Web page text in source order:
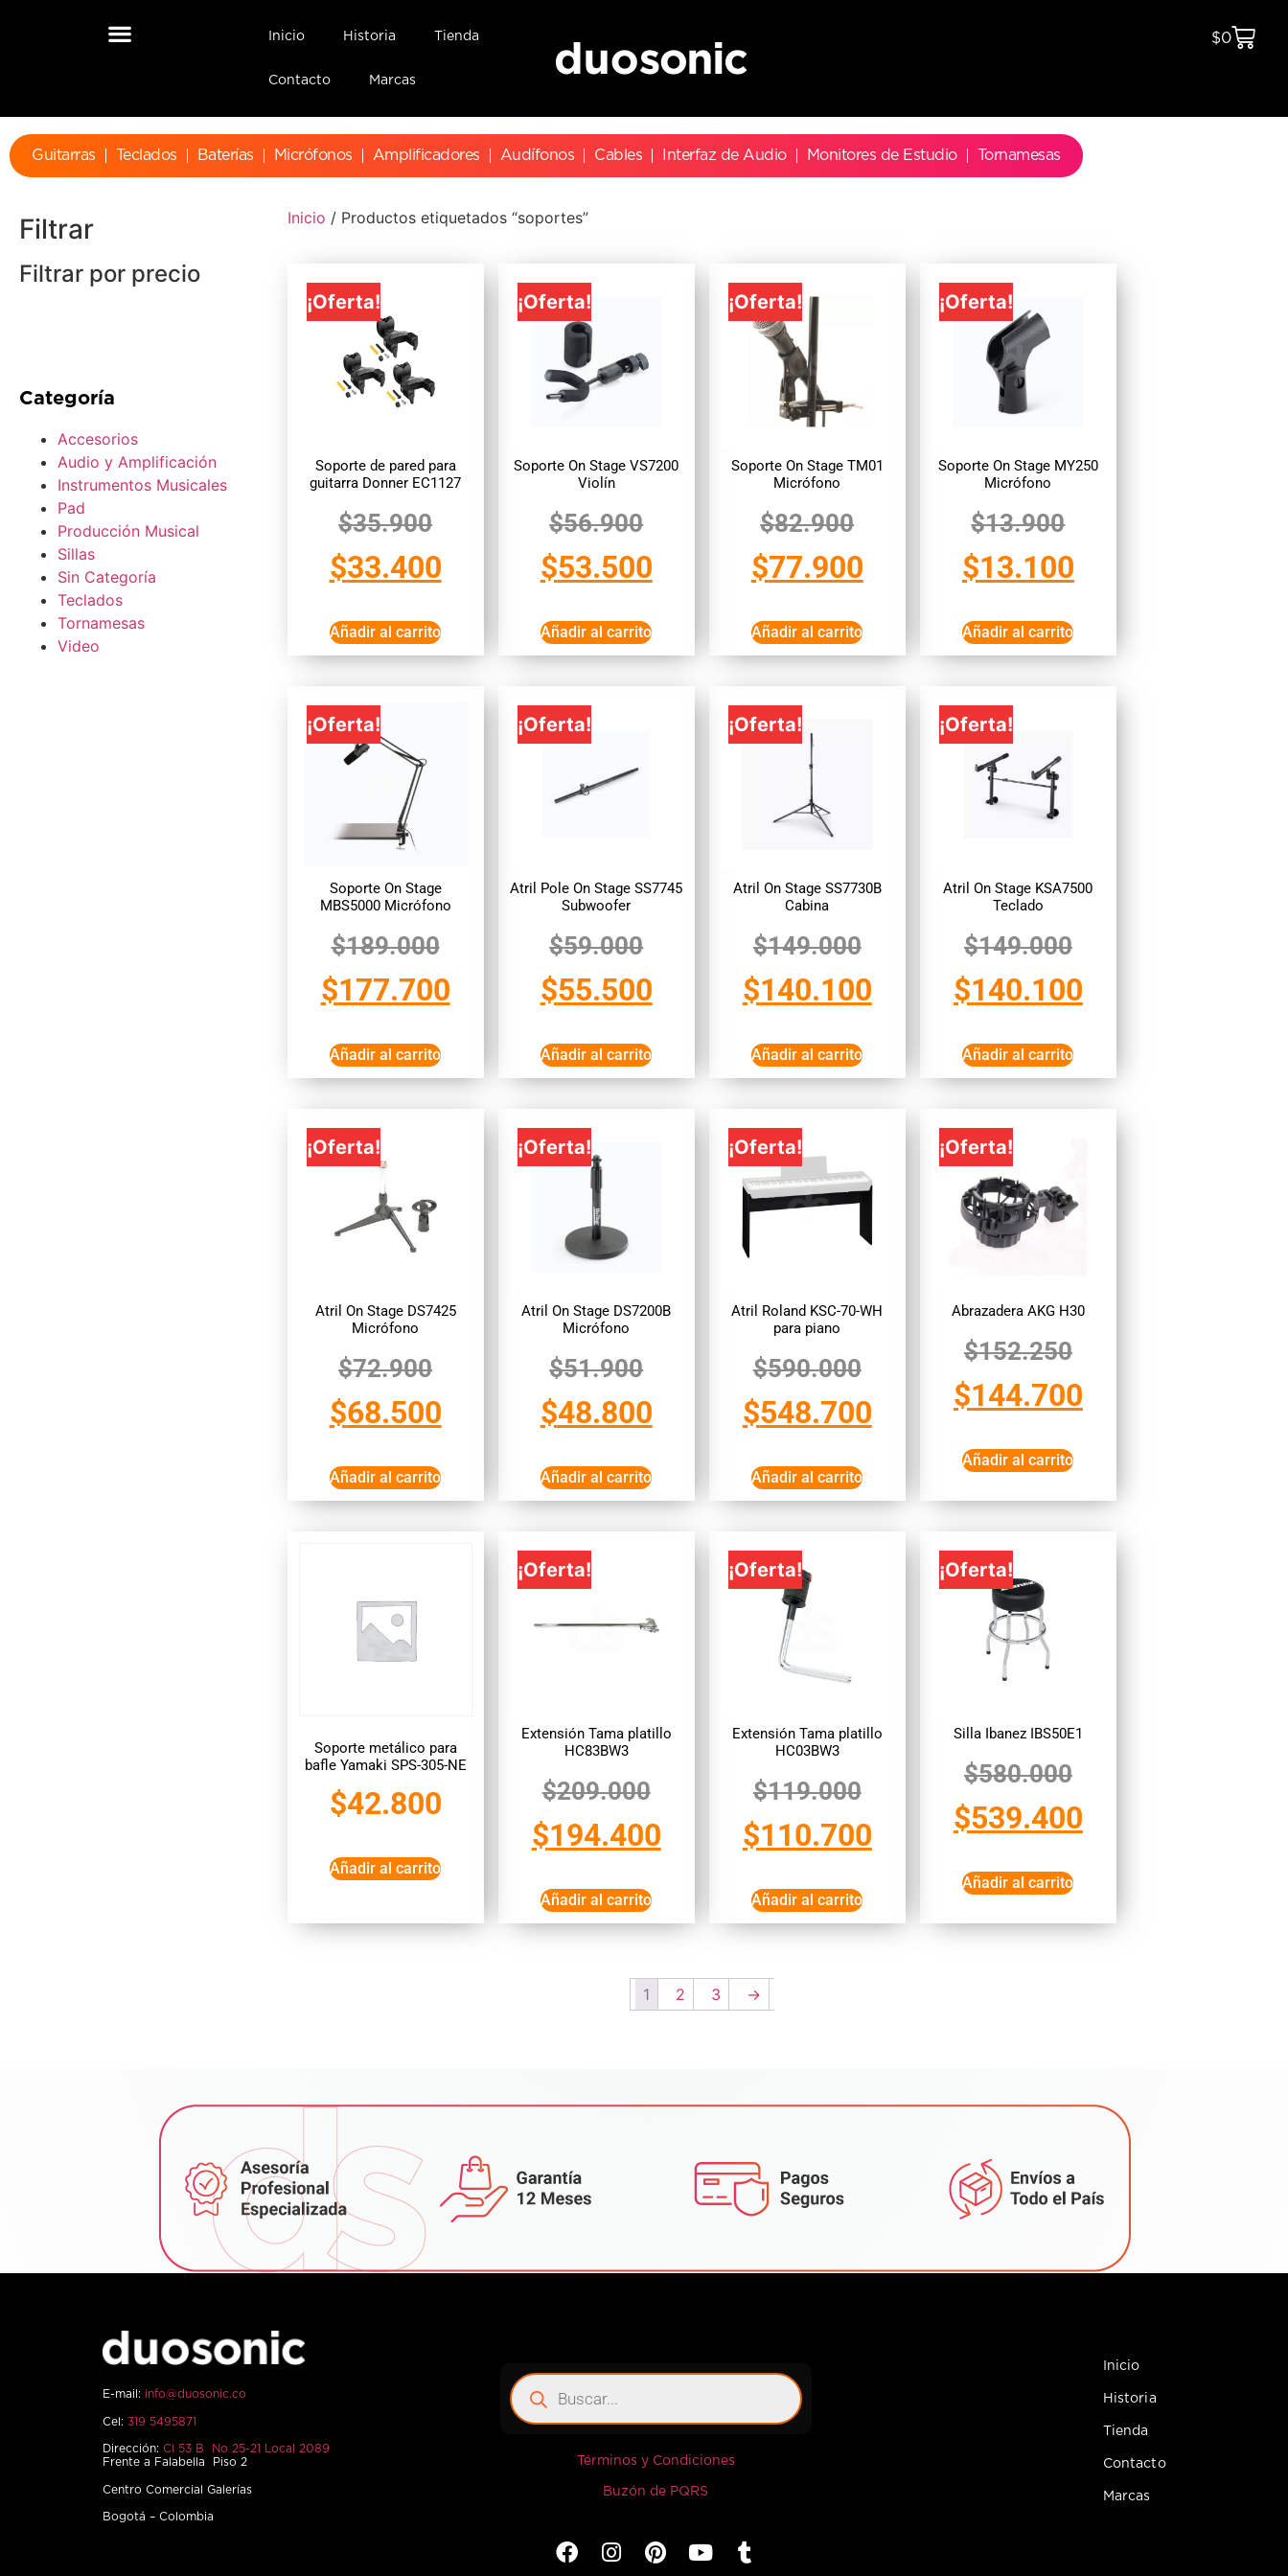
Inicio Historia Tienda
Contacto Marcas
$0
Guitarras Teclados Baterías Micrófonos Amplificadores Audífonos Cables Interfaz de Audio Monitores de Estudio Tornamesas
Filtrar
Filtrar por precio
Categoría
Accesorios
Audio y Amplificación
Instrumentos Musicales
Pad
Producción Musical
Sillas
Sin Categoría
Teclados
Tornamesas
Video
Inicio / Productos etiquetados “soportes”
¡Oferta!
Soporte de pared para
guitarra Donner EC1127
$35.900
$33.400
Añadir al carrito
¡Oferta!
Soporte On Stage VS7200
Violín
$56.900
$53.500
Añadir al carrito
¡Oferta!
Soporte On Stage TM01
Micrófono
$82.900
$77.900
Añadir al carrito
¡Oferta!
Soporte On Stage MY250
Micrófono
$13.900
$13.100
Añadir al carrito
¡Oferta!
Soporte On Stage
MBS5000 Micrófono
$189.000
$177.700
Añadir al carrito
¡Oferta!
Atril Pole On Stage SS7745
Subwoofer
$59.000
$55.500
Añadir al carrito
¡Oferta!
Atril On Stage SS7730B
Cabina
$149.000
$140.100
Añadir al carrito
¡Oferta!
Atril On Stage KSA7500
Teclado
$149.000
$140.100
Añadir al carrito
¡Oferta!
Atril On Stage DS7425
Micrófono
$72.900
$68.500
Añadir al carrito
¡Oferta!
Atril On Stage DS7200B
Micrófono
$51.900
$48.800
Añadir al carrito
¡Oferta!
Atril Roland KSC-70-WH
para piano
$590.000
$548.700
Añadir al carrito
¡Oferta!
Abrazadera AKG H30
$152.250
$144.700
Añadir al carrito
Soporte metálico para
bafle Yamaki SPS-305-NE
$42.800
Añadir al carrito
¡Oferta!
Extensión Tama platillo
HC83BW3
$209.000
$194.400
Añadir al carrito
¡Oferta!
Extensión Tama platillo
HC03BW3
$119.000
$110.700
Añadir al carrito
¡Oferta!
Silla Ibanez IBS50E1
$580.000
$539.400
Añadir al carrito
1 2 3 →
E-mail: info@duosonic.co
Cel: 319 5495871
Dirección: Cl 53 B No 25-21 Local 2089
Frente a Falabella Piso 2
Centro Comercial Galerías
Bogotá – Colombia
Términos y Condiciones
Buzón de PQRS
Inicio
Historia
Tienda
Contacto
Marcas